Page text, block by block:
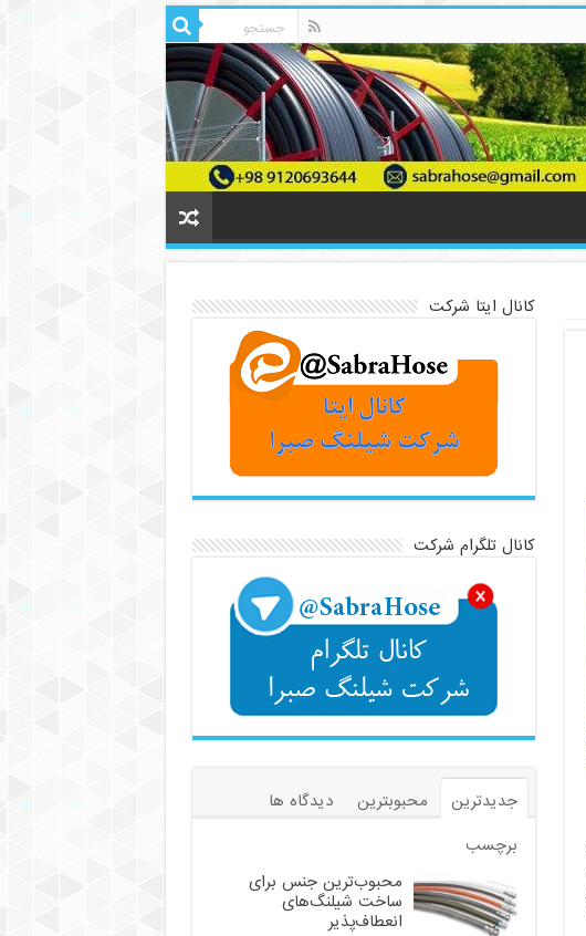
کانال ایتا شرکت
کانال تلگرام شرکت
جدیدترین محبوبترین
دیدگاه ها
برچسب
محبوب‌ترین جنس برای
ساخت شیلنگ‌های
انعطاف‌پذیر